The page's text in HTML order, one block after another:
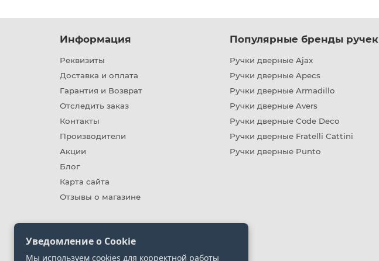
Информация
Реквизиты
Доставка и оплата
Гарантия и Возврат
Отследить заказ
Контакты
Производители
Акции
Блог
Карта сайта
Отзывы о магазине
Популярные бренды ручек
Ручки дверные Ajax
Ручки дверные Apecs
Ручки дверные Armadillo
Ручки дверные Avers
Ручки дверные Code Deco
Ручки дверные Fratelli Cattini
Ручки дверные Punto
Уведомление о Cookie
Мы используем cookies для корректной работы